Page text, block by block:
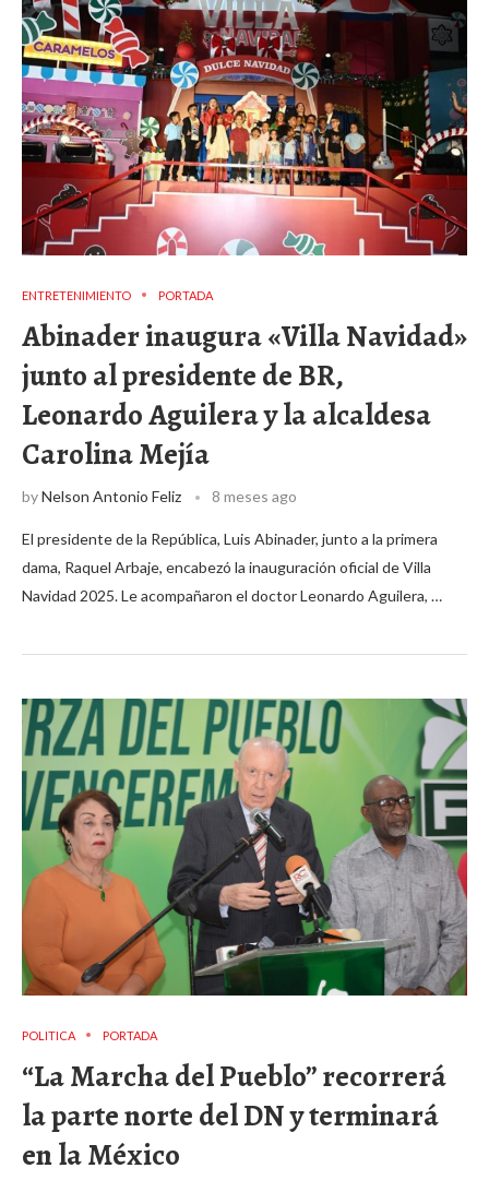
ENTRETENIMIENTO PORTADA
Abinader inaugura «Villa Navidad»
junto al presidente de BR,
Leonardo Aguilera y la alcaldesa
Carolina Mejía
byNelson Antonio Feliz 8 meses ago
El presidente de la República, Luis Abinader, junto a la primera
dama, Raquel Arbaje, encabezó la inauguración oficial de Villa
Navidad 2025. Le acompañaron el doctor Leonardo Aguilera, …
POLITICA PORTADA
“La Marcha del Pueblo” recorrerá
la parte norte del DN y terminará
en la México